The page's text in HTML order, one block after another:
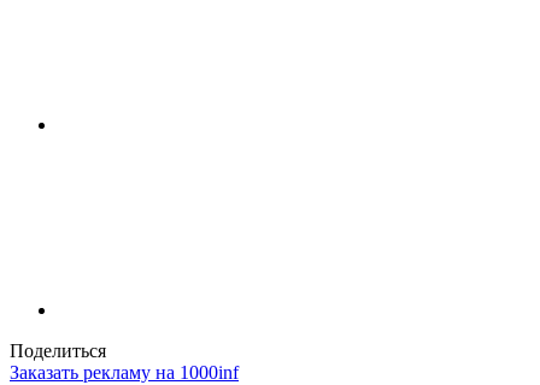
Поделиться
Заказать рекламу на 1000inf